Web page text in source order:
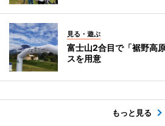
見る・遊ぶ
富士山2合目で「裾野高
スを用意
もっと見る